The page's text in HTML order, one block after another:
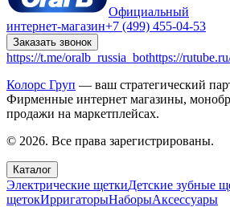
Официальный
интернет-магазин+7 (499) 455-04-53
Заказать звонок
https://t.me/oralb_russia_bothttps://
Колорс Груп — ваш стратегический
Фирменные интернет магазины,
продажи на маркетплейсах.
© 2026. Все права зарегистрированы.
Каталог
Электрические щеткиДетские зубные
щетокИрригаторыНаборыАксессуары